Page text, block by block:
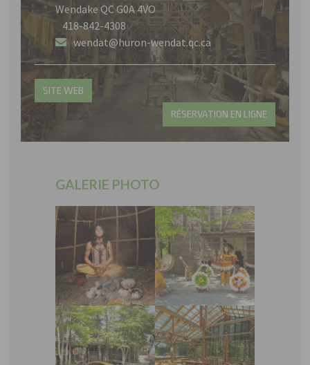
Wendake QC G0A 4VO
418-842-4308
wendat@huron-wendat.qc.ca
SITE WEB
RÉSERVATION EN LIGNE
GALERIE PHOTO